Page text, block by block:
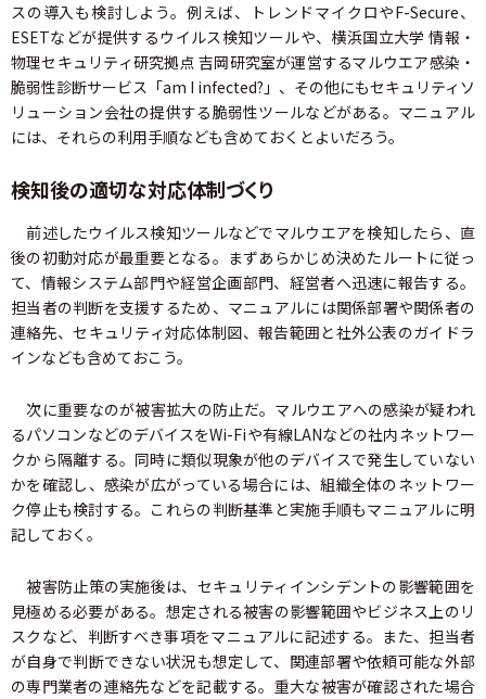
スの導入も検討しよう。例えば、トレンドマイクロやF-Secure、
ESETなどが提供するウイルス検知ツールや、横浜国立大学 情報・
物理セキュリティ研究拠点 吉岡研究室が運営するマルウエア感染・
脆弱性診断サービス「am I infected?」、その他にもセキュリティソ
リューション会社の提供する脆弱性ツールなどがある。マニュアル
には、それらの利用手順なども含めておくとよいだろう。
検知後の適切な対応体制づくり
前述したウイルス検知ツールなどでマルウエアを検知したら、直
後の初動対応が最重要となる。まずあらかじめ決めたルートに従っ
て、情報システム部門や経営企画部門、経営者へ迅速に報告する。
担当者の判断を支援するため、マニュアルには関係部署や関係者の
連絡先、セキュリティ対応体制図、報告範囲と社外公表のガイドラ
インなども含めておこう。
次に重要なのが被害拡大の防止だ。マルウエアへの感染が疑われ
るパソコンなどのデバイスをWi-Fiや有線LANなどの社内ネットワー
クから隔離する。同時に類似現象が他のデバイスで発生していない
かを確認し、感染が広がっている場合には、組織全体のネットワー
ク停止も検討する。これらの判断基準と実施手順もマニュアルに明
記しておく。
被害防止策の実施後は、セキュリティインシデントの影響範囲を
見極める必要がある。想定される被害の影響範囲やビジネス上のリ
スクなど、判断すべき事項をマニュアルに記述する。また、担当者
が自身で判断できない状況も想定して、関連部署や依頼可能な外部
の専門業者の連絡先などを記載する。重大な被害が確認された場合